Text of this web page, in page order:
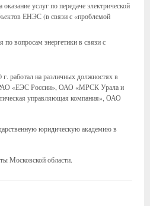
оказание услуг по передаче электрической
ЕНЭС (в связи с «проблемой
по вопросам энергетики в связи с
работал на различных должностях в
«ЕЭС России», ОАО «МРСК Урала и
управляющая компания», ОАО
юридическую академию в
Московской области.